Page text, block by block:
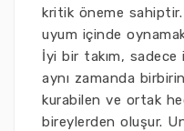
kritik öneme sahiptir.
uyum içinde
İyi bir takım,
aynı zamanda
kurabilen ve ortak
bireylerden oluşur.